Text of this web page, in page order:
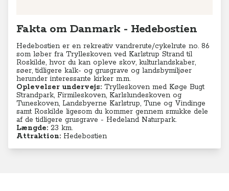
Fakta om Danmark - Hedebostien
Hedebostien er en rekreativ vandrerute/cykelrute no. 86
som løber fra Trylleskoven ved Karlstrup Strand til
Roskilde, hvor du kan opleve skov, kulturlandskaber,
søer, tidligere kalk- og grusgrave og landsbymiljøer
herunder interessante kirker m.m.
Oplevelser undervejs: Trylleskoven med Køge Bugt
Strandpark, Firmileskoven, Karlslundeskoven og
Tuneskoven, Landsbyerne Karlstrup, Tune og Vindinge
samt Roskilde ligesom du kommer gennem smukke dele
af de tidligere grusgrave - Hedeland Naturpark.
Længde: 23 km.
Attraktion: Hedebostien